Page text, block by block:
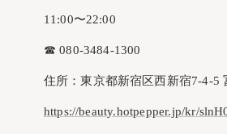
11:00〜22:00
☎︎ 080-3484-1300
住所：東京都新宿区西新宿7-4-5
https://beauty.hotpepper.jp/kr/